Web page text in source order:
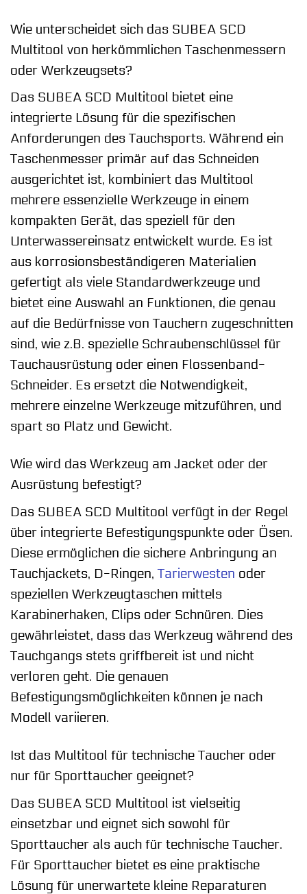
Wie unterscheidet sich das SUBEA SCD
Multitool von herkömmlichen Taschenmessern
oder Werkzeugsets?
Das SUBEA SCD Multitool bietet eine
integrierte Lösung für die spezifischen
Anforderungen des Tauchsports. Während ein
Taschenmesser primär auf das Schneiden
ausgerichtet ist, kombiniert das Multitool
mehrere essenzielle Werkzeuge in einem
kompakten Gerät, das speziell für den
Unterwassereinsatz entwickelt wurde. Es ist
aus korrosionsbeständigeren Materialien
gefertigt als viele Standardwerkzeuge und
bietet eine Auswahl an Funktionen, die genau
auf die Bedürfnisse von Tauchern zugeschnitten
sind, wie z.B. spezielle Schraubenschlüssel für
Tauchausrüstung oder einen Flossenband-
Schneider. Es ersetzt die Notwendigkeit,
mehrere einzelne Werkzeuge mitzuführen, und
spart so Platz und Gewicht.
Wie wird das Werkzeug am Jacket oder der
Ausrüstung befestigt?
Das SUBEA SCD Multitool verfügt in der Regel
über integrierte Befestigungspunkte oder Ösen.
Diese ermöglichen die sichere Anbringung an
Tauchjackets, D-Ringen, Tarierwesten oder
speziellen Werkzeugtaschen mittels
Karabinerhaken, Clips oder Schnüren. Dies
gewährleistet, dass das Werkzeug während des
Tauchgangs stets griffbereit ist und nicht
verloren geht. Die genauen
Befestigungsmöglichkeiten können je nach
Modell variieren.
Ist das Multitool für technische Taucher oder
nur für Sporttaucher geeignet?
Das SUBEA SCD Multitool ist vielseitig
einsetzbar und eignet sich sowohl für
Sporttaucher als auch für technische Taucher.
Für Sporttaucher bietet es eine praktische
Lösung für unerwartete kleine Reparaturen